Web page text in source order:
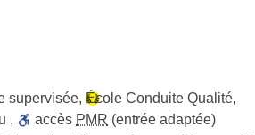
supervisée, École Conduite Qualité,
, accès PMR (entrée adaptée)